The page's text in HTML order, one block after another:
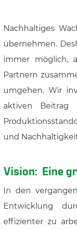
Nachhaltiges
übernehmen.
immer möglich,
Partnern
umgehen. Wir
aktiven Beitrag
und
Vision: Eine
In den
Entwicklung
effizienter zu